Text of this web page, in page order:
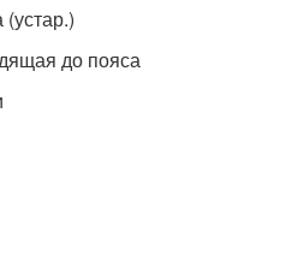
до пояса